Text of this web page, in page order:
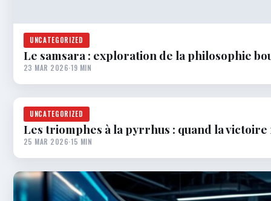
UNCATEGORIZED
Le samsara : exploration de la philosophie
23 MAR 2026·19 MIN
UNCATEGORIZED
Les triomphes à la pyrrhus : quand la
25 MAR 2026·15 MIN